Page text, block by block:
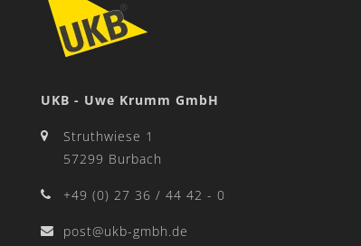
UKB - Uwe Krumm GmbH
Struthwiese 1
57299 Burbach
+49 (0) 27 36 / 44 42 - 0
post@ukb-gmbh.de